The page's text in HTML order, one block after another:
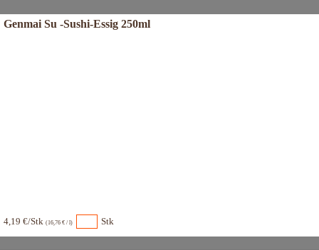
Genmai Su -Sushi-Essig 250ml
4,19 €/Stk (16,76 € / l) Stk